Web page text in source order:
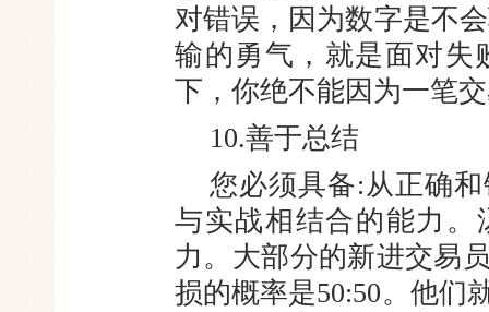
对错误，因为数字是不
输的勇气，就是面对失
下，你绝不能因为一笔
10.善于总结
您必须具备:从正确
与实战相结合的能力。
力。大部分的新进交易
损的概率是50:50。他们